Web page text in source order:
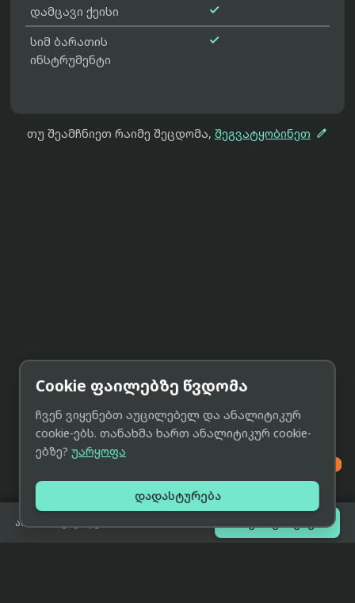
დამცავი ქეისი 
სიმ ბარათის
ინსტრუმენტი

თუ შეამჩნიეთ რაიმე შეცდომა, შეგვატყობინეთ 
არ არის გაყიდვაში შეთავაზებები

Cookie ფაილებზე წვდომა
ჩვენ ვიყენებთ აუცილებელ და ანალიტიკურ
cookie-ებს. თანახმა ხართ ანალიტიკურ cookie-
ებზე? უარყოფა
დადასტურება